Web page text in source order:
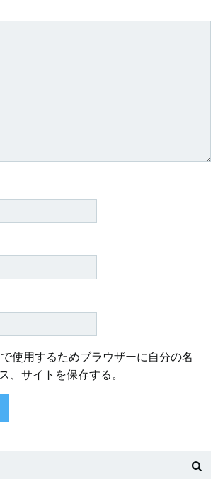
使用するためブラウザーに自分の名
、サイトを保存する。